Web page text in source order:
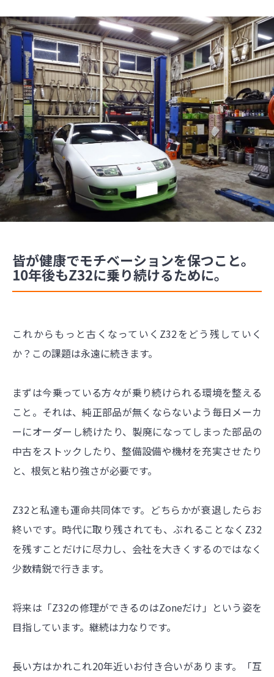
皆が健康でモチベーションを保つこと。
10年後もZ32に乗り続けるために。
これからもっと古くなっていくZ32をどう残していく
か？この課題は永遠に続きます。
まずは今乗っている方々が乗り続けられる環境を整える
こと。それは、純正部品が無くならないよう毎日メーカ
ーにオーダーし続けたり、製廃になってしまった部品の
中古をストックしたり、整備設備や機材を充実させたり
と、根気と粘り強さが必要です。
Z32と私達も運命共同体です。どちらかが衰退したらお
終いです。時代に取り残されても、ぶれることなくZ32
を残すことだけに尽力し、会社を大きくするのではなく
少数精鋭で行きます。
将来は「Z32の修理ができるのはZoneだけ」という姿を
目指しています。継続は力なりです。
長い方はかれこれ20年近いお付き合いがあります。「互